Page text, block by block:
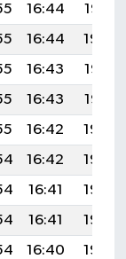
16:44
19:55
16:44
19:54
16:43
19:53
16:43
19:52
16:42
19:50
16:42
19:49
16:41
19:48
16:41
19:46
16:40
19:45